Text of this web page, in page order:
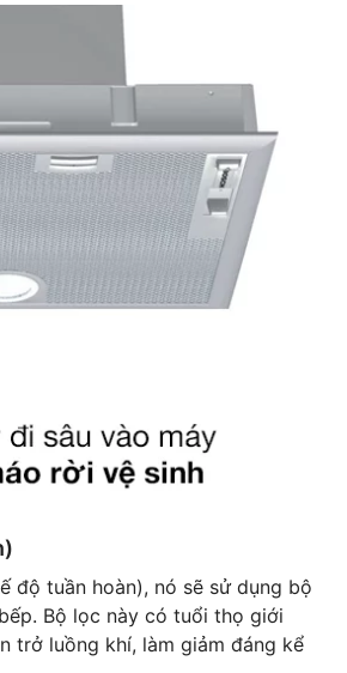
độ tuần hoàn), nó sẽ sử dụng bộ
Bộ lọc này có tuổi thọ giới
trở luồng khí, làm giảm đáng kể